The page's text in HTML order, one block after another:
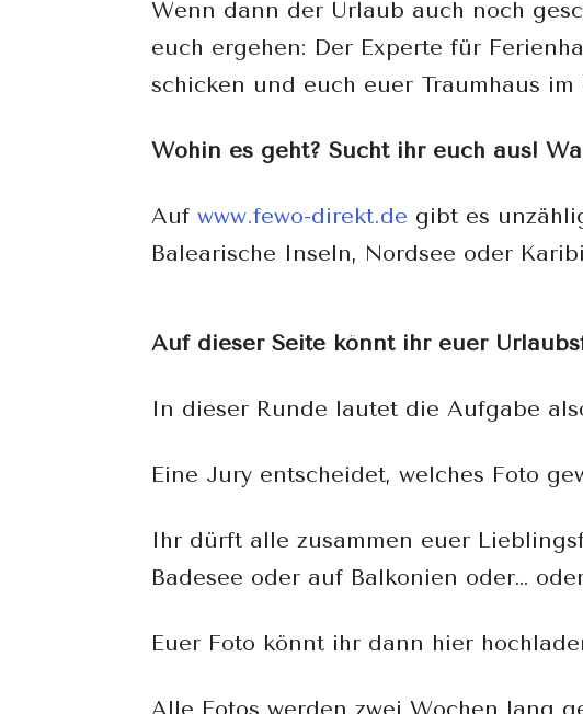
Wenn dann der Urlaub auch noch
euch ergehen: Der Experte für
schicken und euch euer Traumhaus im
Wohin es geht? Sucht ihr euch aus!
Auf www.fewo-direkt.de gibt es
Balearische Inseln, Nordsee oder
Auf dieser Seite könnt ihr euer
In dieser Runde lautet die Aufgabe
Eine Jury entscheidet, welches Foto
Ihr dürft alle zusammen euer
Badesee oder auf Balkonien oder…
Euer Foto könnt ihr dann hier